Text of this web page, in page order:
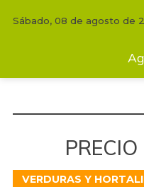
Sábado, 08 de agosto de
PRECIO
VERDURAS Y